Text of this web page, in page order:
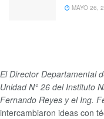
MAYO 26,
El Director Departamental
Unidad N° 26 del Instituto
Fernando Reyes y el Ing.
intercambiaron ideas con